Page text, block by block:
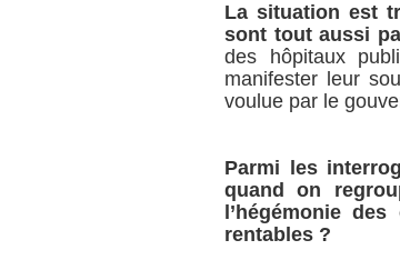
La situation est
sont tout aussi
des hôpitaux
manifester leur
voulue par le
Parmi les
quand on
l’hégémonie
rentables ?